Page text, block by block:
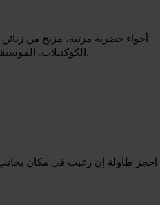
أجواء حضرية مرتبة، مزيج من
الكوكتيلات. الموسيقى معتدلة وتسمح بالمحادثة، والجلوس إما بجانب الحافة أو قرب البار.
احجز طاولة إن رغبت في مكان